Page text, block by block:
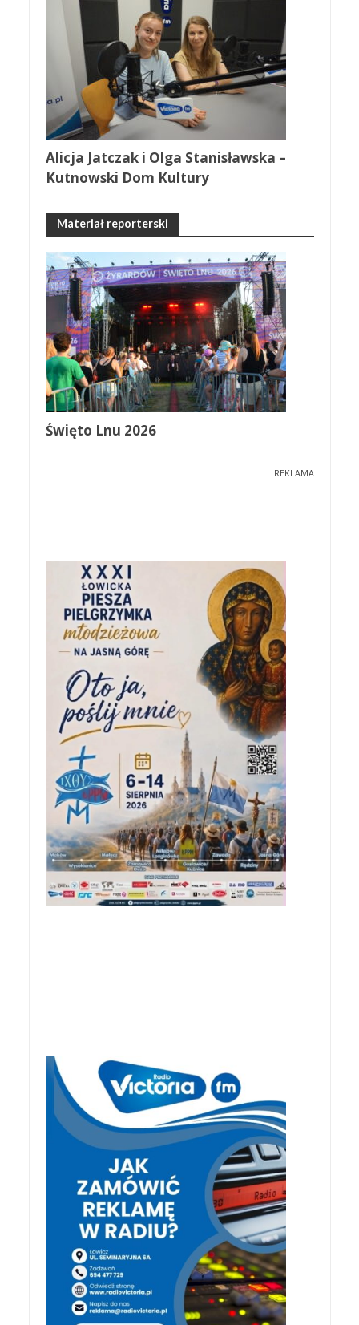
Alicja Jatczak i Olga Stanisławska –
Kutnowski Dom Kultury
Materiał reporterski
Święto Lnu 2026
REKLAMA